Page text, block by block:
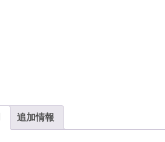
追加情報